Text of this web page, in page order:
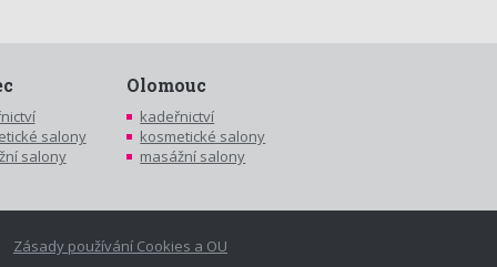
salony
salony
Olomouc
kadeřnictví
kosmetické salony
masážní salony
Zásady používání Cookies a OU